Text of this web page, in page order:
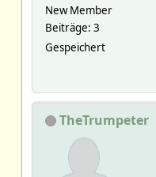
New Member
Beiträge: 3
Gespeichert
TheTrumpeter